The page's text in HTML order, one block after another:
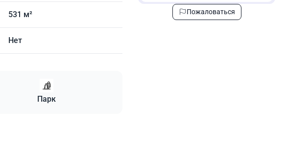
531 м²
Нет
Парк
Пожаловаться